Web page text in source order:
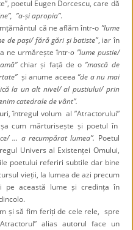
poetul Eugen Dorcescu, care dă
”a-și apropia”.
că ne aflăm într-o ”lume
de pași/ fără gări și batiste”, iar în
ne urmărește într-o ”lume pustie/
chiar și față de o ”mască de
și anume aceea ”de a nu mai
la un alt nivel/ al pustiului/ prin
catedrale de vânt”.
întregul volum al ”Atractorului”
cum mărturisește și poetul în
… a recumpărat lumea”. Poetul
Univers al Existenței Omului,
poetului referiri subtile dar bine
vieții, la lumea de azi precum
această lume și credința în
și să fim feriți de cele rele, spre
alias autorul face un